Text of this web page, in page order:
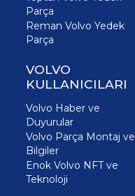
Parça
Reman Volvo Yedek
Parça
VOLVO
KULLANICILARI
Volvo Haber ve
Duyurular
Volvo Parça Montaj ve
Bilgiler
Enok Volvo NFT ve
Teknoloji